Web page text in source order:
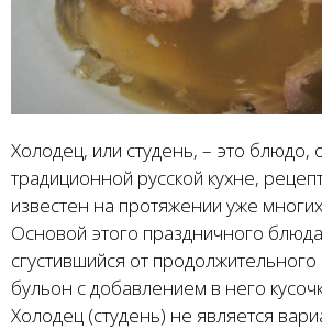
Холодец, или студень, – это блюдо,
традиционной русской кухне,
известен на протяжении уже
Основой этого праздничного
сгустившийся от
бульон с добавлением в него
Холодец (студень) не является